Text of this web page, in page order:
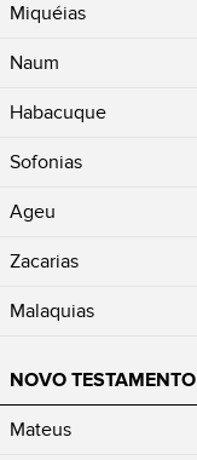
Miquéias
Naum
Habacuque
Sofonias
Ageu
Zacarias
Malaquias
NOVO TESTAMENTO
Mateus